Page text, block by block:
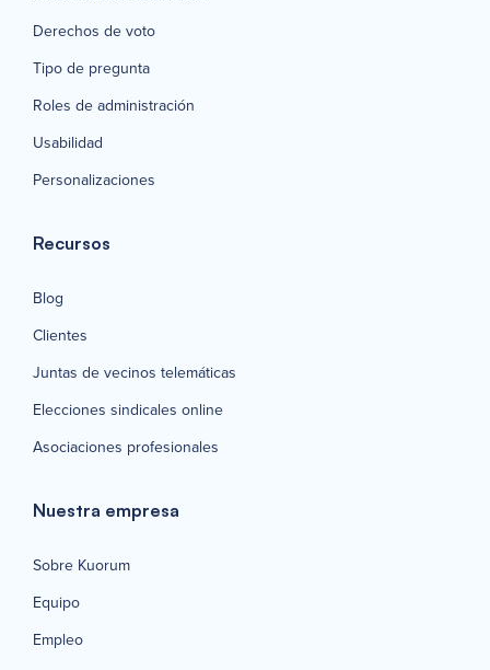
Derechos de voto
Tipo de pregunta
Roles de administración
Usabilidad
Personalizaciones
Recursos
Blog
Clientes
Juntas de vecinos telemáticas
Elecciones sindicales online
Asociaciones profesionales
Nuestra empresa
Sobre Kuorum
Equipo
Empleo